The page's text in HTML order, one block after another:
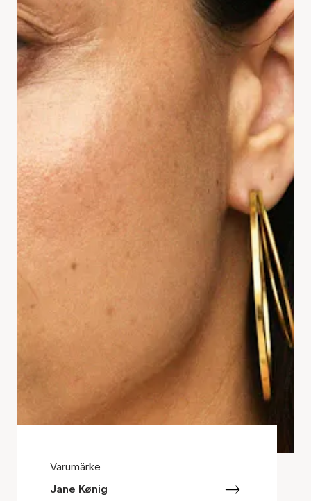
Varumärke
Jane Kønig